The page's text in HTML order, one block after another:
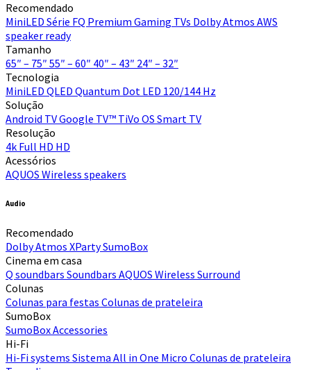
Recomendado
MiniLED Série FQ Premium Gaming TVs Dolby Atmos AWS
speaker ready
Tamanho
65″ – 75″ 55″ – 60″ 40″ – 43″ 24″ – 32″
Tecnologia
MiniLED QLED Quantum Dot LED 120/144 Hz
Solução
Android TVGoogle TV™ TiVo OS Smart TV
Resolução
4k Full HD HD
Acessórios
AQUOS Wireless speakers
Audio
Recomendado
Dolby Atmos XPartySumoBox
Cinema em casa
Q soundbars Soundbars AQUOS Wireless Surround
Colunas
Colunas para festas Colunas de prateleira
SumoBox
SumoBoxAccessories
Hi-Fi​
Hi-Fi systems Sistema All in One Micro Colunas de prateleira